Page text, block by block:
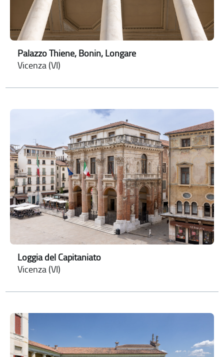
Palazzo Thiene, Bonin, Longare
Vicenza (VI)
Loggia del Capitaniato
Vicenza (VI)